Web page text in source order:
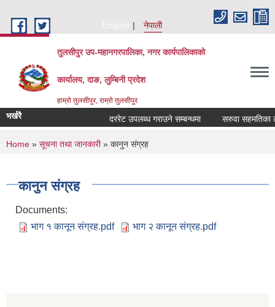
English
नेपाली
तुलसीपुर उप-महानगरपालिका, नगर कार्यपालिकाको
कार्यालय, दाङ, लुम्बिनी प्रदेश
हाम्रो तुलसीपुर, राम्रो तुलसीपुर
भर्खरै दररेट उपलब्ध गराउने सम्बन्धमा सरुवा सहमतिका
You are here
Home » सूचना तथा जानकारी» कानुन संग्रह
कानुन संग्रह
Documents:
भाग १ कानून स‌ंग्रह.pdf
भाग २ कानून संग्रह.pdf